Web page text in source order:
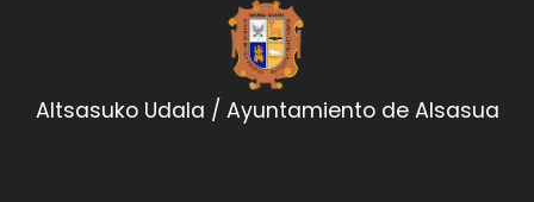
Altsasuko Udala / Ayuntamiento de Alsasua